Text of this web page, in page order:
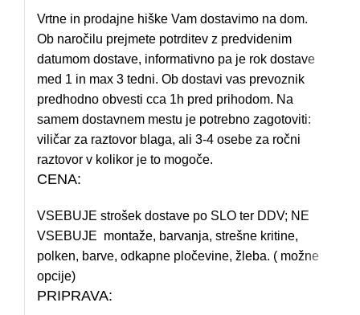
Vrtne in prodajne hiške Vam dostavimo na dom.
Ob naročilu prejmete potrditev z predvidenim
datumom dostave, informativno pa je rok dostave
med 1 in max 3 tedni. Ob dostavi vas prevoznik
predhodno obvesti cca 1h pred prihodom. Na
samem dostavnem mestu je potrebno zagotoviti:
viličar za raztovor blaga, ali 3-4 osebe za ročni
raztovor v kolikor je to mogoče.
CENA:
VSEBUJE strošek dostave po SLO ter DDV; NE
VSEBUJE montaže, barvanja, strešne kritine,
polken, barve, odkapne pločevine, žleba. ( možne
opcije)
PRIPRAVA: